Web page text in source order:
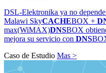
DSL-Elektronika ya no
Malawi SkyCACHEBOX +
max(WiMAX)DNSBOX
mejora su servicio con DNS
Caso de Estudio Mas >